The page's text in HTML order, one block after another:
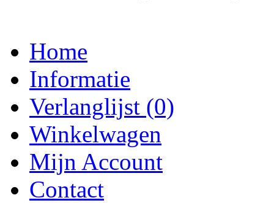
Home
Informatie
Verlanglijst (0)
Winkelwagen
Mijn Account
Contact